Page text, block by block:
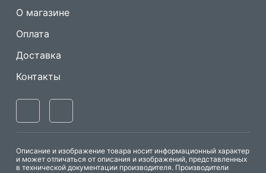
О магазине
Оплата
Доставка
Контакты
Описание и изображение товара носит информационный характер
и может отличаться от описания и изображений, представленных
в технической документации производителя. Производители